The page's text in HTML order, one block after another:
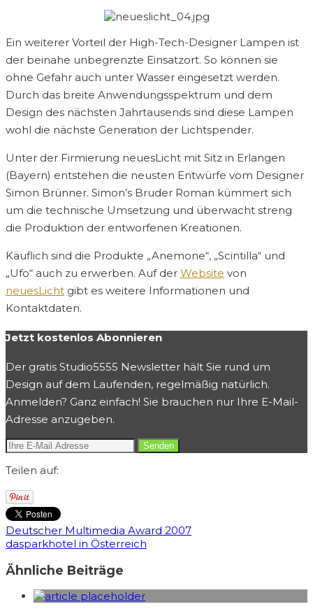
Ein weiterer Vorteil der High-Tech-Designer Lampen ist
der beinahe unbegrenzte Einsatzort. So können sie
ohne Gefahr auch unter Wasser eingesetzt werden.
Durch das breite Anwendungsspektrum und dem
Design des nächsten Jahrtausends sind diese Lampen
wohl die nächste Generation der Lichtspender.
Unter der Firmierung neuesLicht mit Sitz in Erlangen
(Bayern) entstehen die neusten Entwürfe vom Designer
Simon Brünner. Simon’s Bruder Roman kümmert sich
um die technische Umsetzung und überwacht streng
die Produktion der entworfenen Kreationen.
Käuflich sind die Produkte „Anemone“, „Scintilla“ und
„Ufo“ auch zu erwerben. Auf der Website von
neuesLicht gibt es weitere Informationen und
Kontaktdaten.
Jetzt kostenlos Abonnieren
Der gratis Studio5555 Newsletter hält Sie rund um
Design auf dem Laufenden, regelmäßig natürlich.
Anmelden? Ganz einfach! Sie brauchen nur Ihre E-Mail-
Adresse anzugeben.
Teilen auf:
Deutscher Multimedia Award 2007
dasparkhotel in Österreich
Ähnliche Beiträge